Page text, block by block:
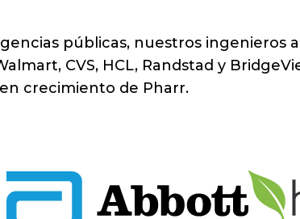
públicas, nuestros
CVS, HCL, Randstad y
crecimiento de Pharr.